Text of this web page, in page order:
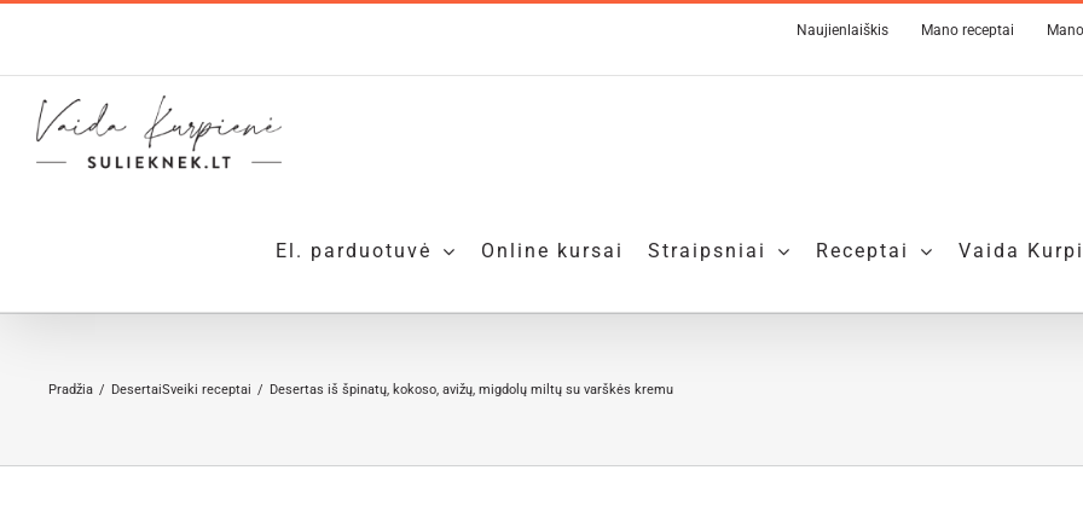
Skip
content
Naujienlaiškis Mano receptai
El. parduotuvė Online kursai Straipsniai Receptai Vaida
Pradžia DesertaiSveiki receptai Desertas iš špinatų, kokoso, avižų, migdolų miltų su varškės kremu